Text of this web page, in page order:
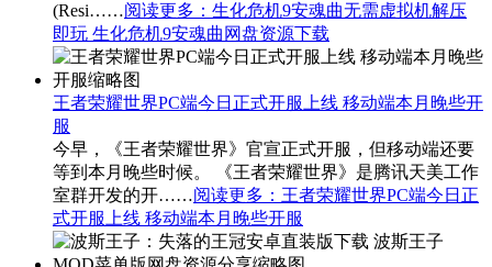
(Resi……阅读更多 ：生化危机9安魂曲无需虚拟机解压
即玩 生化危机9安魂曲网盘资源下载
王者荣耀世界PC端今日正式开服上线 移动端本月晚些开
服
今早，《王者荣耀世界》官宣正式开服，但移动端还要
等到本月晚些时候。 《王者荣耀世界》是腾讯天美工作
室群开发的开……阅读更多 ：王者荣耀世界PC端今日正
式开服上线 移动端本月晚些开服